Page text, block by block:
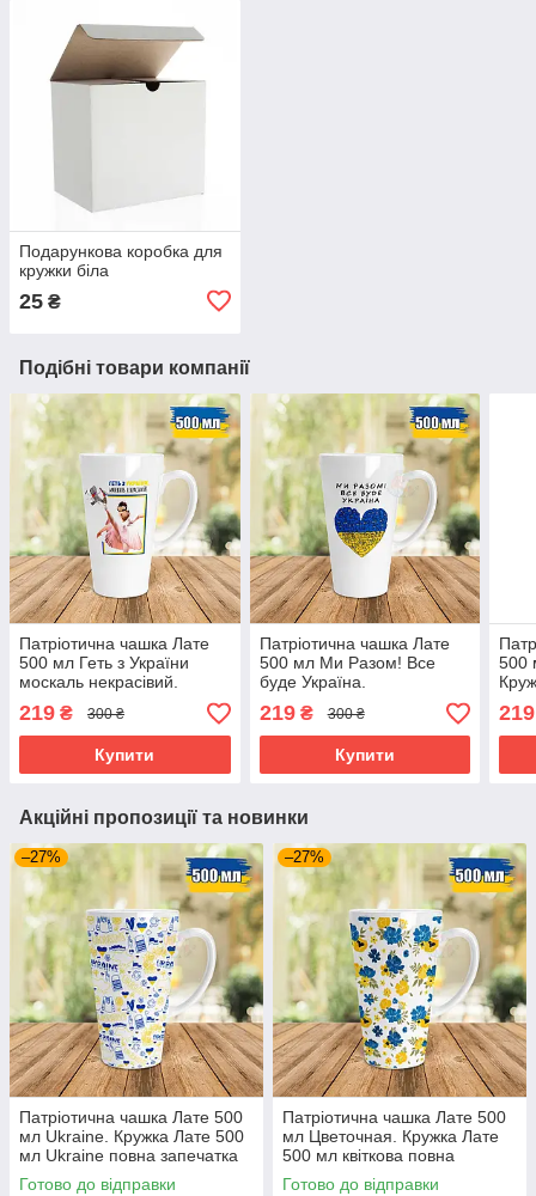
Подарункова коробка для
кружки біла
25 ₴
Подібні товари компанії
Патріотична чашка Лате
500 мл Геть з України
москаль некрасівий.
Кружка Лате 500мл Геть з
України зі Сердючкой.
219 ₴ 300 ₴
Купити
Патріотична чашка Лате
500 мл Ми Разом! Все
буде Україна.
219₴ 300 ₴
Купити
500
219
Акційні пропозиції та новинки
–27%
Патріотична чашка Лате 500
мл Ukraine. Кружка Лате 500
мл Ukraine повна запечатка
Готово до відправки
–27%
Патріотична чашка Лате 500
мл Цветочная. Кружка Лате
500 мл квіткова повна
запечатка
Готово до відправки